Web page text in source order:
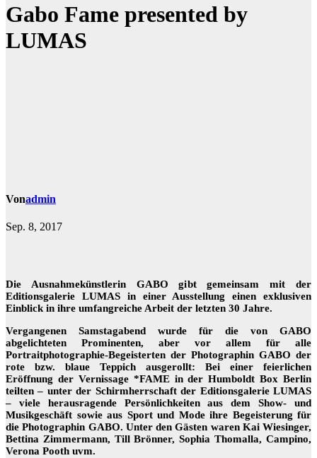
Gabo Fame presented by
LUMAS
Vonadmin
Sep. 8, 2017
Die Ausnahmekünstlerin GABO gibt gemeinsam mit der
Editionsgalerie LUMAS in einer Ausstellung einen exklusiven
Einblick in ihre umfangreiche Arbeit der letzten 30 Jahre.
Vergangenen Samstagabend wurde für die von GABO
abgelichteten Prominenten, aber vor allem für alle
Portraitphotographie-Begeisterten der Photographin GABO der
rote bzw. blaue Teppich ausgerollt: Bei einer feierlichen
Eröffnung der Vernissage *FAME in der Humboldt Box Berlin
teilten – unter der Schirmherrschaft der Editionsgalerie LUMAS
– viele herausragende Persönlichkeiten aus dem Show- und
Musikgeschäft sowie aus Sport und Mode ihre Begeisterung für
die Photographin GABO. Unter den Gästen waren Kai Wiesinger,
Bettina Zimmermann, Till Brönner, Sophia Thomalla, Campino,
Verona Pooth uvm.